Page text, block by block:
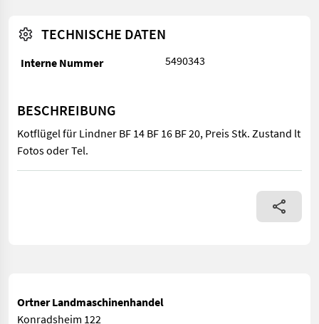
TECHNISCHE DATEN
Interne Nummer 5490343
BESCHREIBUNG
Kotflügel für Lindner BF 14 BF 16 BF 20, Preis Stk. Zustand lt
Fotos oder Tel.
Kotflügel für Lindner BF 14 BF 16 BF 20, Preis Stk. Zustand lt
Ortner Landmaschinenhandel
Konradsheim 122